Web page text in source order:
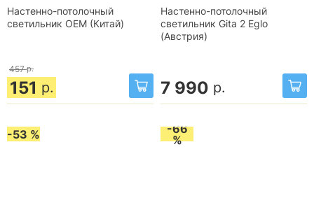
Настенно-потолочный
светильник OEM (Китай)
457 р.
151 р.
Настенно-потолочный
светильник Gita 2 Eglo
(Австрия)
7 990 р.
-53 %
-66
%